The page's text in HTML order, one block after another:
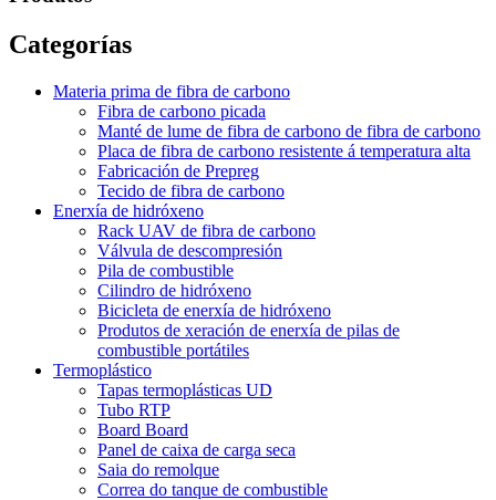
Categorías
Materia prima de fibra de carbono
Fibra de carbono picada
Manté de lume de fibra de carbono de fibra de carbono
Placa de fibra de carbono resistente á temperatura alta
Fabricación de Prepreg
Tecido de fibra de carbono
Enerxía de hidróxeno
Rack UAV de fibra de carbono
Válvula de descompresión
Pila de combustible
Cilindro de hidróxeno
Bicicleta de enerxía de hidróxeno
Produtos de xeración de enerxía de pilas de
combustible portátiles
Termoplástico
Tapas termoplásticas UD
Tubo RTP
Board Board
Panel de caixa de carga seca
Saia do remolque
Correa do tanque de combustible